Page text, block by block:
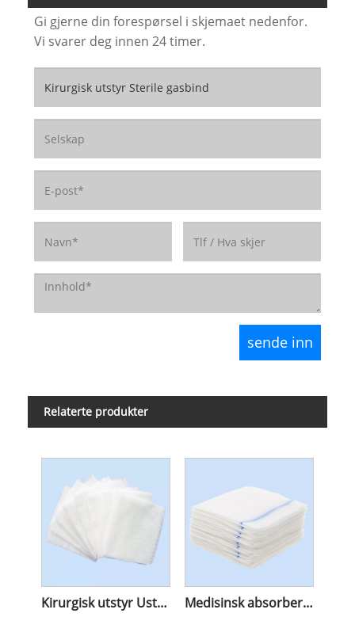
Gi gjerne din forespørsel i skjemaet nedenfor.
Vi svarer deg innen 24 timer.
Relaterte produkter
Kirurgisk utstyr Usterile vattpinner Medisinsk absorberende hydrofile gasbind